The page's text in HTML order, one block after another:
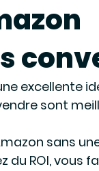
excellente
sont
sans
ROI, vous